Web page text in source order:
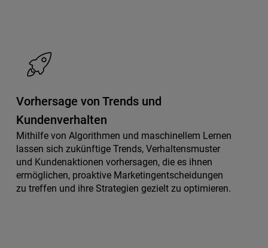
Vorhersage von Trends und
Kundenverhalten
Mithilfe von Algorithmen und maschinellem Lernen
lassen sich zukünftige Trends, Verhaltensmuster
und Kundenaktionen vorhersagen, die es ihnen
ermöglichen, proaktive Marketingentscheidungen
zu treffen und ihre Strategien gezielt zu optimieren.